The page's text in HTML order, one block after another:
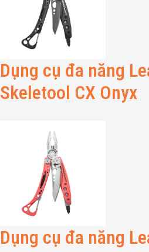
Dụng cụ đa năng
Skeletool CX Onyx
Dụng cụ đa năng